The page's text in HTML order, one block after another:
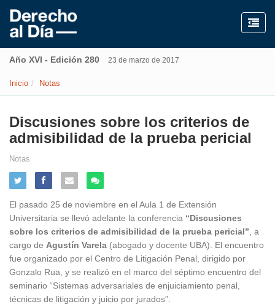
Año XVI - Edición 280 23 de marzo de 2017
Inicio Notas
Discusiones sobre los criterios de
admisibilidad de la prueba pericial
Notas
El pasado 25 de noviembre en el Aula 1 de Extensión
Universitaria se llevó adelante la conferencia “Discusiones
sobre los criterios de admisibilidad de la prueba pericial” , a
cargo de Agustín Varela (abogado y docente UBA). El encuentro
fue organizado por el Centro de Litigación Penal, dirigido por
Gonzalo Rua, y se realizó en el marco del séptimo encuentro del
seminario “Sistemas adversariales de enjuiciamiento penal,
técnicas de litigación y juicio por jurados”.